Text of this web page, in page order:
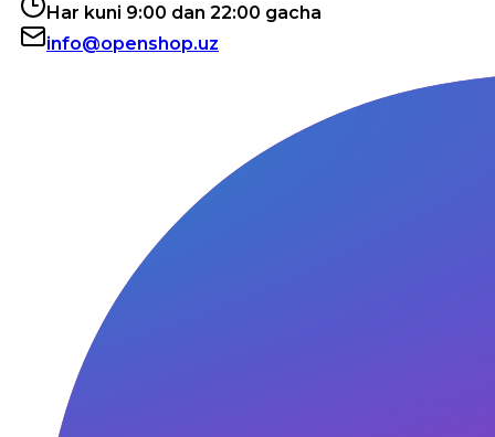
Har kuni 9:00 dan 22:00 gacha
info@openshop.uz